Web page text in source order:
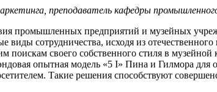
преподаватель кафедры промышленного
промышленных предприятий и музейных
виды сотрудничества, исходя из
поискам своего собственного стиля в
опытная модель «5 I» Пина и Гилмора
Такие решения способствуют